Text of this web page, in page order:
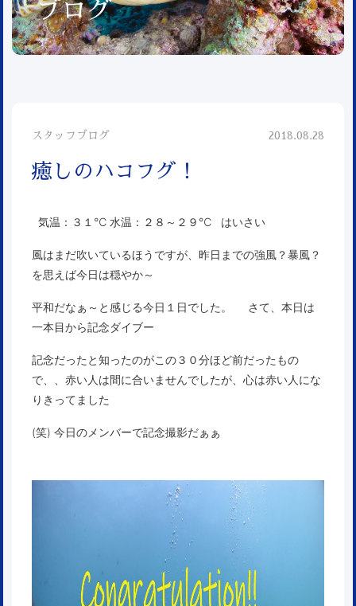
ブログ
スタッフブログ 2018.08.28
癒しのハコフグ！
気温：３１℃ 水温：２８～２９℃ はいさい
風はまだ吹いているほうですが、昨日までの強風？暴風？
を思えば今日は穏やか～
平和だなぁ～と感じる今日１日でした。 さて、本日は
一本目から記念ダイブー
記念だったと知ったのがこの３０分ほど前だったもの
で、、赤い人は間に合いませんでしたが、心は赤い人にな
りきってました
(笑) 今日のメンバーで記念撮影だぁぁ